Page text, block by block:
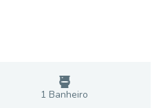
1 Banheiro